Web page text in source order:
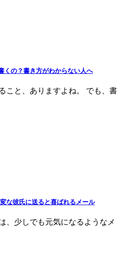
くの？書き方がわからない人へ
こと、ありますよね。 でも、書
な彼氏に送ると喜ばれるメール
、少しでも元気になるようなメ